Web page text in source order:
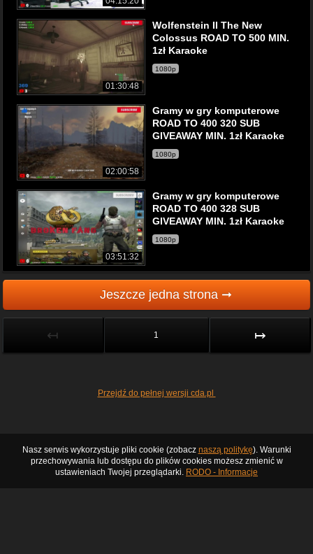
01:30:48
Wolfenstein II The New
Colossus ROAD TO 500 MIN.
1zł Karaoke
1080p
02:00:58
Gramy w gry komputerowe
ROAD TO 400 320 SUB
GIVEAWAY MIN. 1zł Karaoke
1080p
03:51:32
Gramy w gry komputerowe
ROAD TO 400 328 SUB
GIVEAWAY MIN. 1zł Karaoke
1080p
Jeszcze jedna strona ➞
↤ 1 ↦
Przejdź do pełnej wersji cda.pl
Nasz serwis wykorzystuje pliki cookie (zobacz naszą politykę). Warunki
przechowywania lub dostępu do plików cookies możesz zmienić w
ustawieniach Twojej przeglądarki. RODO - Informacje